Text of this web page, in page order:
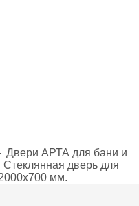
Двери АРТА для бани и
Стеклянная дверь для
мм.